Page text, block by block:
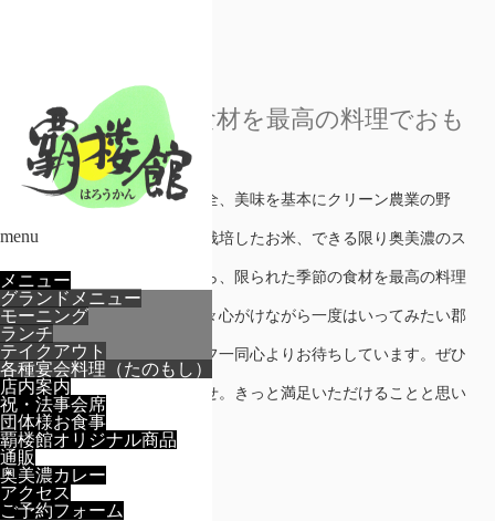
menu
メニュー
グランドメニュー
モーニング
ランチ
テイクアウト
各種宴会料理（たのもし）
店内案内
祝・法事会席
団体様お食事
覇楼館オリジナル商品
通販
奥美濃カレー
アクセス
ご予約フォーム
限られた季節の食材を最高の料理でおも
てなし
私どもでは食への安心、安全、美味を基本にクリーン農業の野
菜、地元農家の方々と契約栽培したお米、できる限り奥美濃のス
ローフードにこだわりながら、限られた季節の食材を最高の料理
でおもてなしすることを日々心がけながら一度はいってみたい郡
上のお店をめざしてスタッフ一同心よりお待ちしています。ぜひ
一度足をお運びくださいませ。きっと満足いただけることと思い
ます。